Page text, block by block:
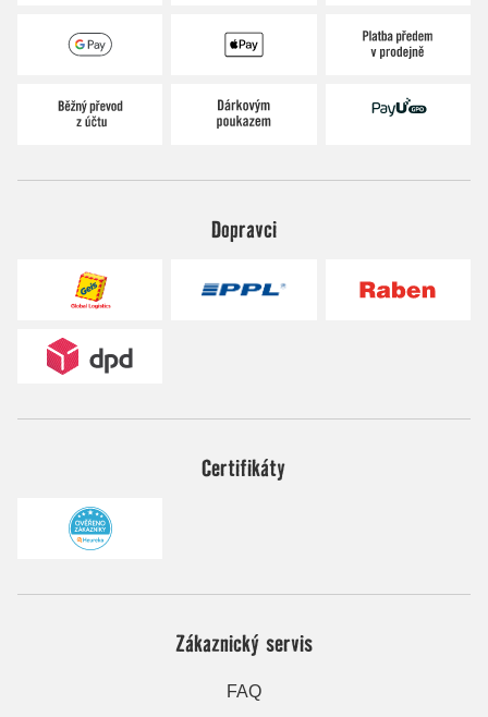
Dopravci
Certifikáty
Zákaznický servis
FAQ